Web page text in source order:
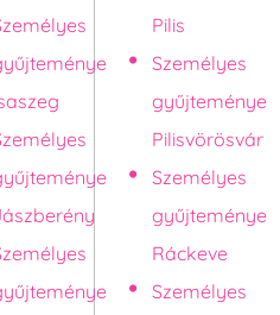
Pilis
Személyes
gyűjteménye
Pilisvörösvár
Személyes
gyűjteménye
Ráckeve
Személyes